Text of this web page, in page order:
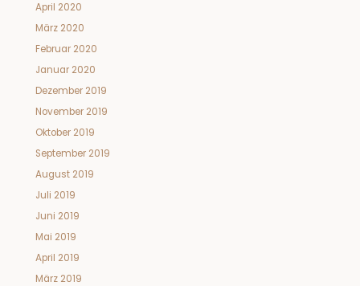
April 2020
März 2020
Februar 2020
Januar 2020
Dezember 2019
November 2019
Oktober 2019
September 2019
August 2019
Juli 2019
Juni 2019
Mai 2019
April 2019
März 2019